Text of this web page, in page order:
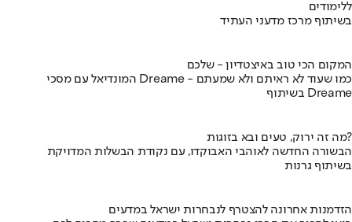
ללימודים
בשיתוף מרכז מדעני העתיד
המקום הכי טוב באיצטדיון - שלכם
המונדיאל עם מסכי Dreame - כמו שעוד לא ראיתם ולא שמעתם
בשיתוף Dreame
מה זה ירוק, טעים ובא בזוגות?
הבשורה החדשה לאוהבי האבוקדו, עם נקודת הבשלות המדויקת
בשיתוף גרנות
הזדמנות אחרונה להצטרף לנבחרות ישראל במדעים